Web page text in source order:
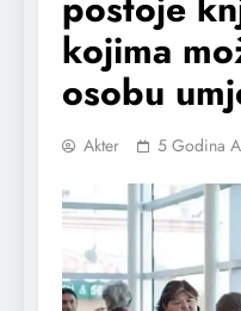
kojima
osobu
Akter 5 Godina